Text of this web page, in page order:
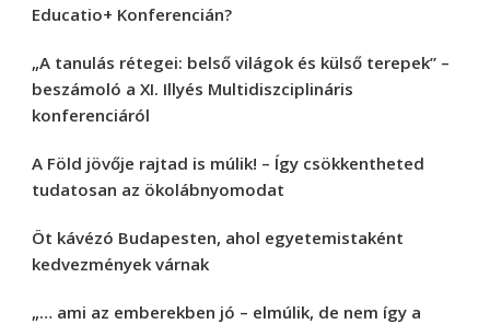
Educatio+ Konferencián?
„A tanulás rétegei: belső világok és külső terepek” –
beszámoló a XI. Illyés Multidiszciplináris
konferenciáról
A Föld jövője rajtad is múlik! – Így csökkentheted
tudatosan az ökolábnyomodat
Öt kávézó Budapesten, ahol egyetemistaként
kedvezmények várnak
„… ami az emberekben jó – elmúlik, de nem így a